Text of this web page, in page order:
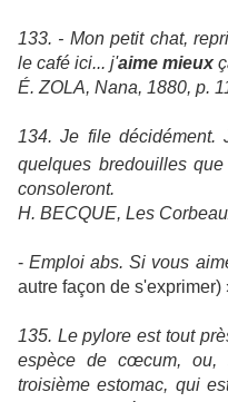
133. - Mon petit chat,
le café ici... j'aime mieux
É. ZOLA, Nana, 1880, p.
134. Je file décidément.
quelques bredouilles
consoleront.
H. BECQUE, Les
-Emploi abs. Si vous
autre façon de s'exprimer)
135. Le pylore est tout
espèce de cœcum, ou,
troisième estomac, qui